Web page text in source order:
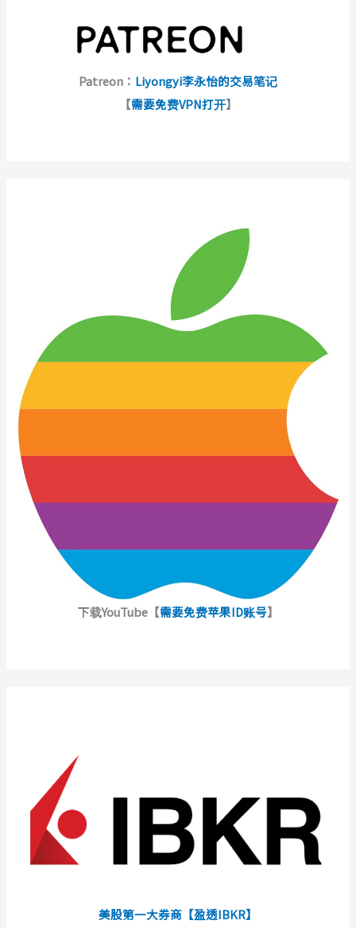
Patreon： Liyongyi李永怡的交易笔记
【需要免费VPN打开】
下载YouTube【需要免费苹果ID账号】
美股第一大券商【盈透IBKR】